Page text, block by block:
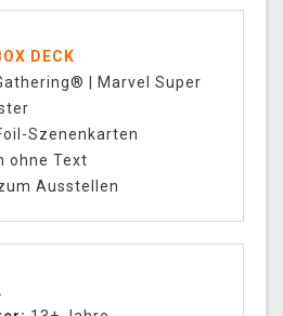
DECK
| Marvel Super
Szenenkarten
ohne Text
Ausstellen